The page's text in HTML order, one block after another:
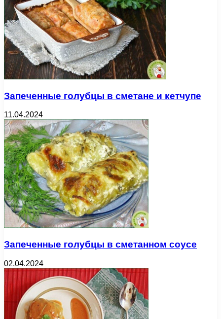
Запеченные голубцы в сметане и кетчупе
11.04.2024
Запеченные голубцы в сметанном соусе
02.04.2024